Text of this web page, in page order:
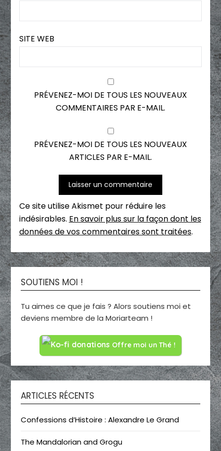
SITE WEB
PRÉVENEZ-MOI DE TOUS LES NOUVEAUX
COMMENTAIRES PAR E-MAIL.
PRÉVENEZ-MOI DE TOUS LES NOUVEAUX
ARTICLES PAR E-MAIL.
Ce site utilise Akismet pour réduire les
indésirables. En savoir plus sur la façon dont les
données de vos commentaires sont traitées.
SOUTIENS MOI !
Tu aimes ce que je fais ? Alors soutiens moi et
deviens membre de la Moriarteam !
Offre moi un Thé !
ARTICLES RÉCENTS
Confessions d’Histoire : Alexandre Le Grand
The Mandalorian and Grogu